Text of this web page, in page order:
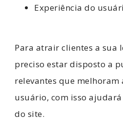
Experiência do
Para atrair clientes a sua
preciso estar disposto a
relevantes que melhoram
usuário, com isso
do site.